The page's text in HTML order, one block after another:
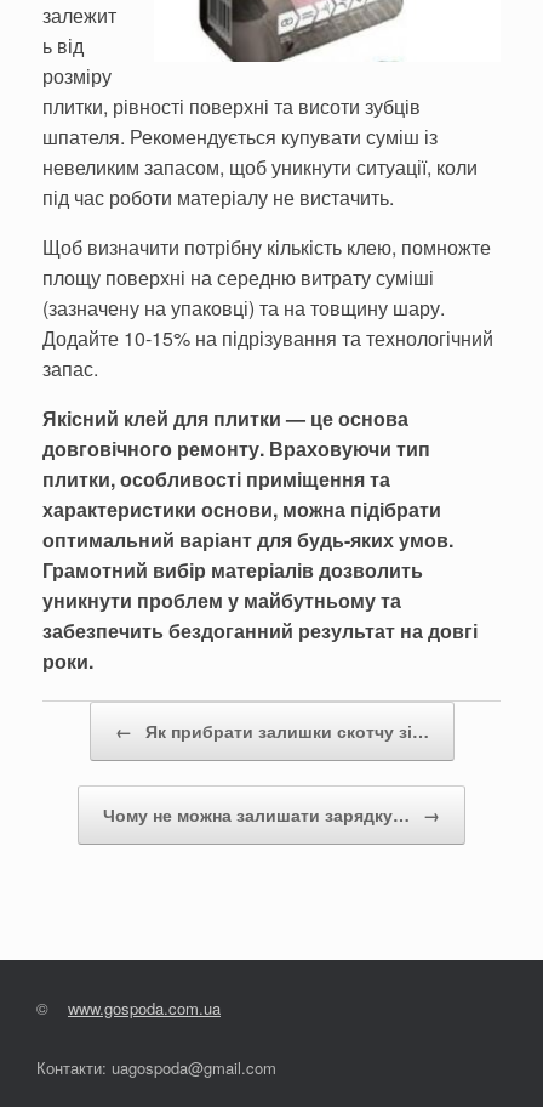
залежит
ь від
розміру
плитки, рівності поверхні та висоти зубців
шпателя. Рекомендується купувати суміш із
невеликим запасом, щоб уникнути ситуації, коли
під час роботи матеріалу не вистачить.
Щоб визначити потрібну кількість клею, помножте
площу поверхні на середню витрату суміші
(зазначену на упаковці) та на товщину шару.
Додайте 10-15% на підрізування та технологічний
запас.
Якісний клей для плитки — це основа
довговічного ремонту. Враховуючи тип
плитки, особливості приміщення та
характеристики основи, можна підібрати
оптимальний варіант для будь-яких умов.
Грамотний вибір матеріалів дозволить
уникнути проблем у майбутньому та
забезпечить бездоганний результат на довгі
роки.
← Як прибрати залишки скотчу зі…
Чому не можна залишати зарядку… →
© www.gospoda.com.ua
Контакти: uagospoda@gmail.com